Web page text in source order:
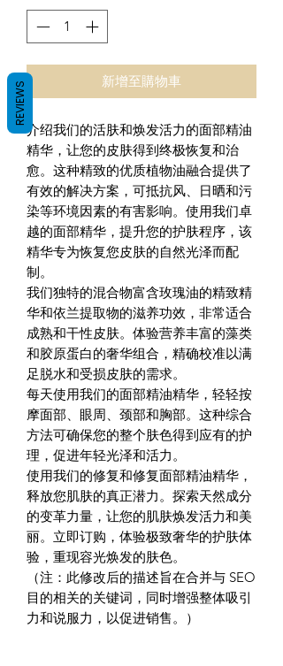
新增至購物車
介绍我们的活肤和焕发活力的面部精油
精华，让您的皮肤得到终极恢复和治
愈。这种精致的优质植物油融合提供了
有效的解决方案，可抵抗风、日晒和污
染等环境因素的有害影响。使用我们卓
越的面部精华，提升您的护肤程序，该
精华专为恢复您皮肤的自然光泽而配
制。
我们独特的混合物富含玫瑰油的精致精
华和依兰提取物的滋养功效，非常适合
成熟和干性皮肤。体验营养丰富的藻类
和胶原蛋白的奢华组合，精确校准以满
足脱水和受损皮肤的需求。
每天使用我们的面部精油精华，轻轻按
摩面部、眼周、颈部和胸部。这种综合
方法可确保您的整个肤色得到应有的护
理，促进年轻光泽和活力。
使用我们的修复和修复面部精油精华，
释放您肌肤的真正潜力。探索天然成分
的变革力量，让您的肌肤焕发活力和美
丽。立即订购，体验极致奢华的护肤体
验，重现容光焕发的肤色。
（注：此修改后的描述旨在合并与 SEO
目的相关的关键词，同时增强整体吸引
力和说服力，以促进销售。）
REVIEWS